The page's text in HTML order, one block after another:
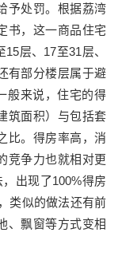
予处罚。根据荔湾
书，这一商品住宅
层、17至31层、
有部分楼层属于避
般来说，住宅的得
筑面积）与包括套
比。得房率高，消
竞争力也就相对更
出现了100%得房
类似的做法还有前
、飘窗等方式变相